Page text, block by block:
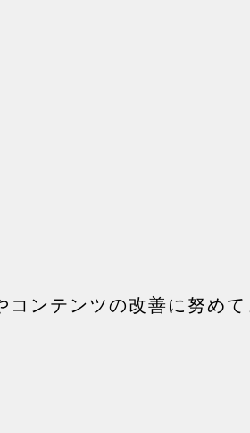
ンテンツの改善に努めて